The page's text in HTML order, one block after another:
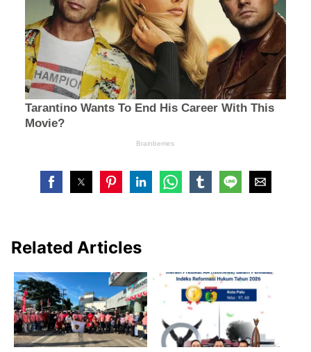
Related Articles